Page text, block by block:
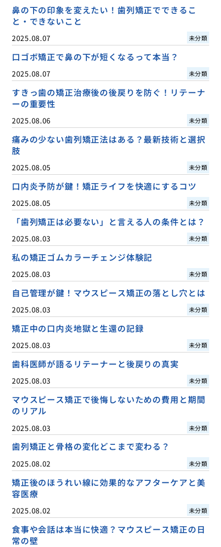
鼻の下の印象を変えたい！歯列矯正でできるこ
と・できないこと
2025.08.07 未分類
口ゴボ矯正で鼻の下が短くなるって本当？
2025.08.07 未分類
すきっ歯の矯正治療後の後戻りを防ぐ！リテーナ
ーの重要性
2025.08.06 未分類
痛みの少ない歯列矯正法はある？最新技術と選択
肢
2025.08.05 未分類
口内炎予防が鍵！矯正ライフを快適にするコツ
2025.08.05 未分類
「歯列矯正は必要ない」と言える人の条件とは？
2025.08.03 未分類
私の矯正ゴムカラーチェンジ体験記
2025.08.03 未分類
自己管理が鍵！マウスピース矯正の落とし穴とは
2025.08.03 未分類
矯正中の口内炎地獄と生還の記録
2025.08.03 未分類
歯科医師が語るリテーナーと後戻りの真実
2025.08.03 未分類
マウスピース矯正で後悔しないための費用と期間
のリアル
2025.08.03 未分類
歯列矯正と骨格の変化どこまで変わる？
2025.08.02 未分類
矯正後のほうれい線に効果的なアフターケアと美
容医療
2025.08.02 未分類
食事や会話は本当に快適？マウスピース矯正の日
常の壁